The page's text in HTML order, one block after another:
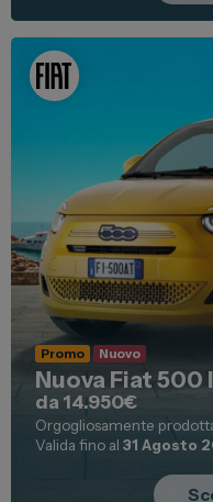
Promo Nuovo
Nuova Fiat 500
da 14.950€
Orgogliosamente
Valida fino al31 Agosto